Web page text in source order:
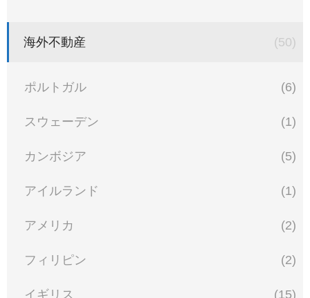
海外不動産 (50)
ポルトガル (6)
スウェーデン (1)
カンボジア (5)
アイルランド (1)
アメリカ (2)
フィリピン (2)
イギリス (15)